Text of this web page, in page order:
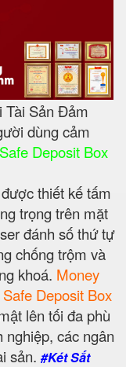
Tài Sản Đảm
dùng cảm
Deposit Box
thiết kế tấm
trọng trên mặt
đánh số thứ tự
chống trộm và
khoá. Money
Deposit Box
lên tối đa phù
nghiệp, các ngân
sản. #Két Sắt